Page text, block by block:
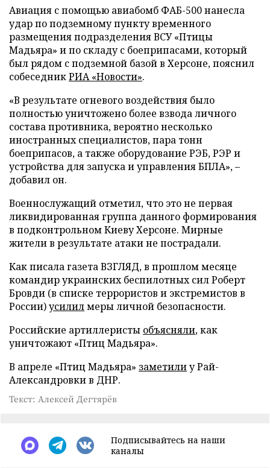
Авиация с помощью авиабомб ФАБ-500 нанесла
удар по подземному пункту временного
размещения подразделения ВСУ «Птицы
Мадьяра» и по складу с боеприпасами, который
был рядом с подземной базой в Херсоне, пояснил
собеседникРИА «Новости».
«В результате огневого воздействия было
полностью уничтожено более взвода личного
состава противника, вероятно несколько
иностранных специалистов, пара тонн
боеприпасов, а также оборудование РЭБ, РЭР и
устройства для запуска и управления БПЛА», –
добавил он.
Военнослужащий отметил, что это не первая
ликвидированная группа данного формирования
в подконтрольном Киеву Херсоне. Мирные
жители в результате атаки не пострадали.
Как писала газета ВЗГЛЯД, в прошлом месяце
командир украинских беспилотных сил Роберт
Бровди (в списке террористов и экстремистов в
России)усилилмеры личной безопасности.
Российские артиллеристы объясняли, как
уничтожают «Птиц Мадьяра».
В апреле «Птиц Мадьяра» заметилиу Рай-
Александровки в ДНР.
Текст: Алексей Дегтярёв
Подписывайтесь на наши
каналы